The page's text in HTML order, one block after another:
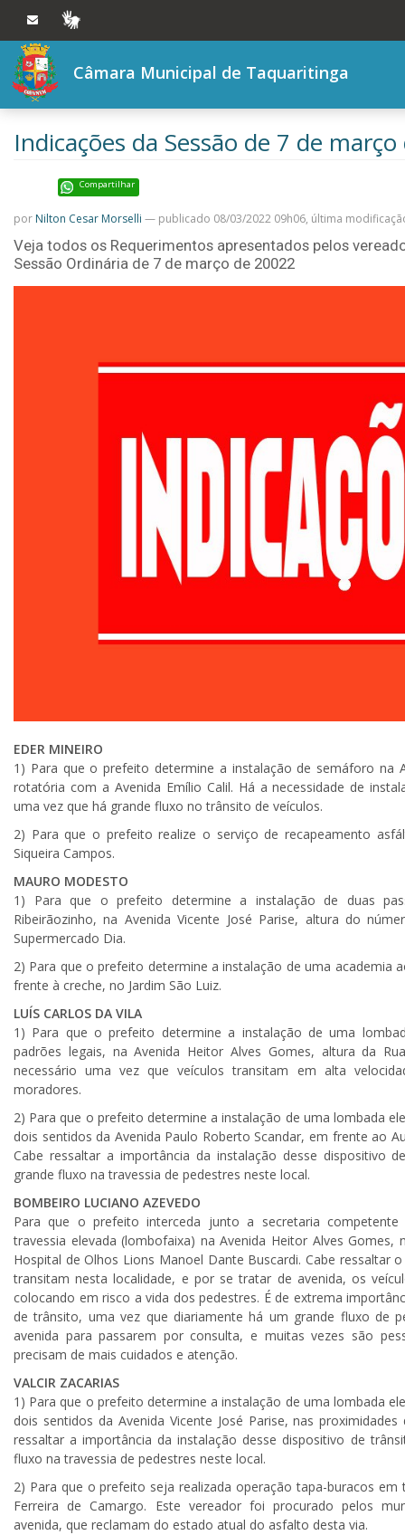
Ir ao conteúdo
Ir à navegação principal
VLIBRAS
Câmara Municipal de Taquaritinga
Indicações da Sessão de 7 de
Compartilhar
por Nilton Cesar Morselli — publicado 08/03/2022 09h06, última
Veja todos os Requerimentos apresentados pelos
Sessão Ordinária de 7 de março de 20022
EDER MINEIRO
1) Para que o prefeito determine a instalação de semáforo na
rotatória com a Avenida Emílio Calil. Há a necessidade de
uma vez que há grande fluxo no trânsito de veículos.
2) Para que o prefeito realize o serviço de recapeamento
Siqueira Campos.
MAURO MODESTO
1) Para que o prefeito determine a instalação de duas
Ribeirãozinho, na Avenida Vicente José Parise, altura do
Supermercado Dia.
2) Para que o prefeito determine a instalação de uma academia
frente à creche, no Jardim São Luiz.
LUÍS CARLOS DA VILA
1) Para que o prefeito determine a instalação de uma
padrões legais, na Avenida Heitor Alves Gomes, altura da
necessário uma vez que veículos transitam em alta
moradores.
2) Para que o prefeito determine a instalação de uma lombada
dois sentidos da Avenida Paulo Roberto Scandar, em frente ao
Cabe ressaltar a importância da instalação desse dispositivo
grande fluxo na travessia de pedestres neste local.
BOMBEIRO LUCIANO AZEVEDO
Para que o prefeito interceda junto a secretaria
travessia elevada (lombofaixa) na Avenida Heitor Alves
Hospital de Olhos Lions Manoel Dante Buscardi. Cabe ressaltar
transitam nesta localidade, e por se tratar de avenida, os
colocando em risco a vida dos pedestres. É de extrema
de trânsito, uma vez que diariamente há um grande fluxo de
avenida para passarem por consulta, e muitas vezes são
precisam de mais cuidados e atenção.
VALCIR ZACARIAS
1) Para que o prefeito determine a instalação de uma lombada
dois sentidos da Avenida Vicente José Parise, nas
ressaltar a importância da instalação desse dispositivo de
fluxo na travessia de pedestres neste local.
2) Para que o prefeito seja realizada operação tapa-buracos em
Ferreira de Camargo. Este vereador foi procurado pelos
avenida, que reclamam do estado atual do asfalto desta via.